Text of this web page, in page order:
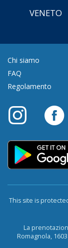
VENETO
Chi siamo
FAQ
Regolamento
This site is
La
Romagnola,